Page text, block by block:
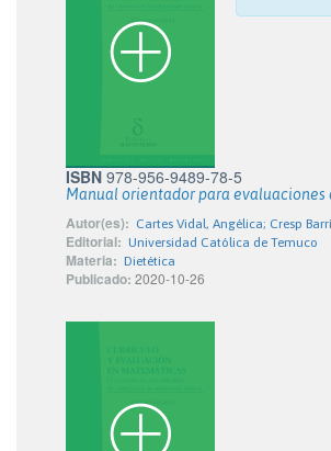
ISBN 978-956-9489-78-5
Manual orientador para
Autor(es): Cartes Vidal, Angélica; Cresp
Editorial: Universidad Católica de Temuco
Materia: Dietética
Publicado: 2020-10-26